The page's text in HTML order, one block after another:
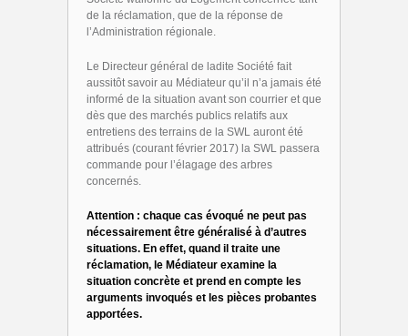
de la réclamation, que de la réponse de
l’Administration régionale.
Le Directeur général de ladite Société fait
aussitôt savoir au Médiateur qu’il n’a jamais été
informé de la situation avant son courrier et que
dès que des marchés publics relatifs aux
entretiens des terrains de la SWL auront été
attribués (courant février 2017) la SWL passera
commande pour l’élagage des arbres
concernés.
Attention : chaque cas évoqué ne peut pas
nécessairement être généralisé à d’autres
situations. En effet, quand il traite une
réclamation, le Médiateur examine la
situation concrète et prend en compte les
arguments invoqués et les pièces probantes
apportées.